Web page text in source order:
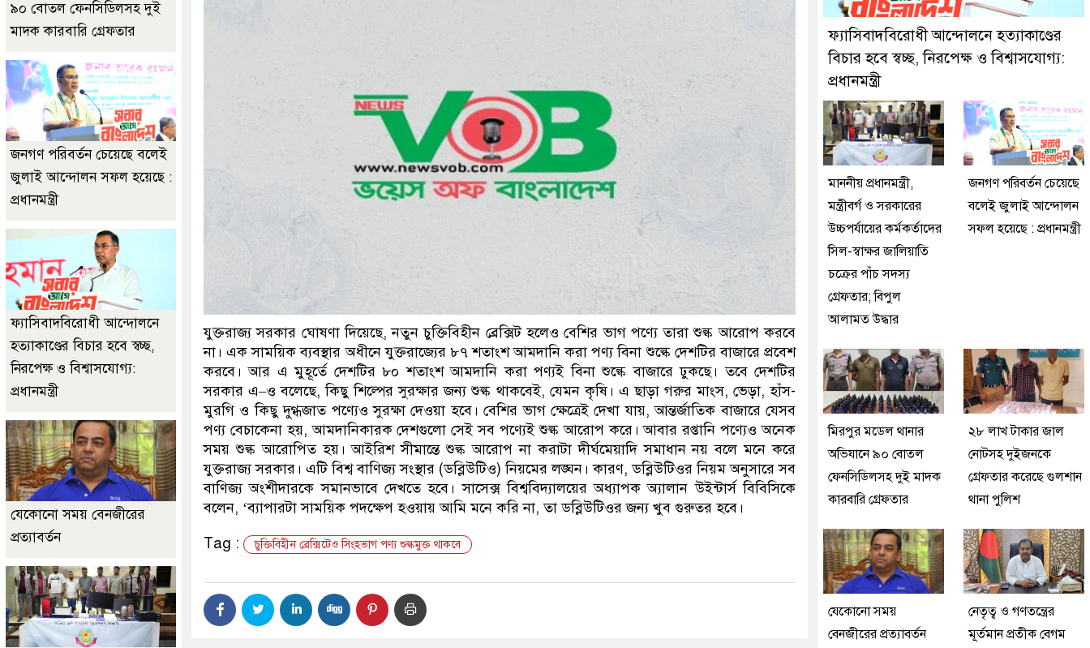
যুক্তরাজ্য সরকার ঘোষণা দিয়েছে, নতুন চুক্তিবিহীন ব্রেক্সিট হলেও বেশির ভাগ পণ্যে তারা শুল্ক আরোপ করবে
না। এক সাময়িক ব্যবস্থার অধীনে যুক্তরাজ্যের ৮৭ শতাংশ আমদানি করা পণ্য বিনা শুল্কে দেশটির বাজারে প্রবেশ
করবে। আর এ মুহূর্তে দেশটির ৮০ শতাংশ আমদানি করা পণ্যই বিনা শুল্কে বাজারে ঢুকছে। তবে দেশটির
সরকার এ–ও বলেছে, কিছু শিল্পের সুরক্ষার জন্য শুল্ক থাকবেই, যেমন কৃষি। এ ছাড়া গরুর মাংস, ভেড়া, হাঁস-
মুরগি ও কিছু দুগ্ধজাত পণ্যেও সুরক্ষা দেওয়া হবে। বেশির ভাগ ক্ষেত্রেই দেখা যায়, আন্তর্জাতিক বাজারে যেসব
পণ্য বেচাকেনা হয়, আমদানিকারক দেশগুলো সেই সব পণ্যেই শুল্ক আরোপ করে। আবার রপ্তানি পণ্যেও অনেক
সময় শুল্ক আরোপিত হয়। আইরিশ সীমান্তে শুল্ক আরোপ না করাটা দীর্ঘমেয়াদি সমাধান নয় বলে মনে করে
যুক্তরাজ্য সরকার। এটি বিশ্ব বাণিজ্য সংস্থার (ডব্লিউটিও) নিয়মের লঙ্ঘন। কারণ, ডব্লিউটিওর নিয়ম অনুসারে সব
বাণিজ্য অংশীদারকে সমানভাবে দেখতে হবে। সাসেক্স বিশ্ববিদ্যালয়ের অধ্যাপক অ্যালান উইন্টার্স বিবিসিকে
বলেন, ‘ব্যাপারটা সাময়িক পদক্ষেপ হওয়ায় আমি মনে করি না, তা ডব্লিউটিওর জন্য খুব গুরুতর হবে।
Tag :
চুক্তিবিহীন ব্রেক্সিটেও সিংহভাগ পণ্য শুল্কমুক্ত থাকবে
৯০ বোতল ফেনসিডিলসহ দুই
মাদক কারবারি গ্রেফতার
জনগণ পরিবর্তন চেয়েছে বলেই
জুলাই আন্দোলন সফল হয়েছে :
প্রধানমন্ত্রী
ফ্যাসিবাদবিরোধী আন্দোলনে
হত্যাকাণ্ডের বিচার হবে স্বচ্ছ,
নিরপেক্ষ ও বিশ্বাসযোগ্য:
প্রধানমন্ত্রী
যেকোনো সময় বেনজীরের
প্রত্যাবর্তন
ফ্যাসিবাদবিরোধী আন্দোলনে হত্যাকাণ্ডের
বিচার হবে স্বচ্ছ, নিরপেক্ষ ও বিশ্বাসযোগ্য:
প্রধানমন্ত্রী
মাননীয় প্রধানমন্ত্রী,
মন্ত্রীবর্গ ও সরকারের
উচ্চপর্যায়ের কর্মকর্তাদের
সিল-স্বাক্ষর জালিয়াতি
চক্রের পাঁচ সদস্য
গ্রেফতার; বিপুল
আলামত উদ্ধার
জনগণ পরিবর্তন চেয়েছে
বলেই জুলাই আন্দোলন
সফল হয়েছে : প্রধানমন্ত্রী
মিরপুর মডেল থানার
অভিযানে ৯০ বোতল
ফেনসিডিলসহ দুই মাদক
কারবারি গ্রেফতার
২৮ লাখ টাকার জাল
নোটসহ দুইজনকে
গ্রেফতার করেছে গুলশান
থানা পুলিশ
যেকোনো সময়
বেনজীরের প্রত্যাবর্তন
নেতৃত্ব ও গণতন্ত্রের
মূর্তমান প্রতীক বেগম